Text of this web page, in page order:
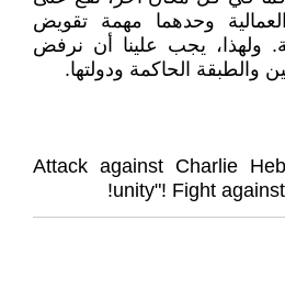
وحدهما مهمة تقويض
ولهذا، يجب علينا أن نرفض
والطبقة الحاكمة ودولتها.
Attack against Charlie
unity"! Fight